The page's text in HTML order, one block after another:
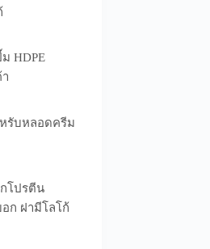
HDPE
หรับหลอดครีม
กโปรตีน
อก ฝามีโลโก้